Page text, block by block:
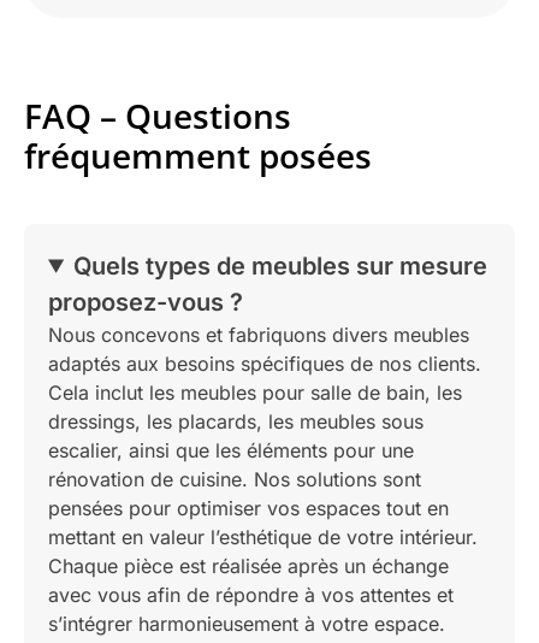
FAQ – Questions
fréquemment posées
Quels types de meubles sur mesure
proposez-vous ?
Nous concevons et fabriquons divers meubles
adaptés aux besoins spécifiques de nos clients.
Cela inclut les meubles pour salle de bain, les
dressings, les placards, les meubles sous
escalier, ainsi que les éléments pour une
rénovation de cuisine. Nos solutions sont
pensées pour optimiser vos espaces tout en
mettant en valeur l’esthétique de votre intérieur.
Chaque pièce est réalisée après un échange
avec vous afin de répondre à vos attentes et
s’intégrer harmonieusement à votre espace.